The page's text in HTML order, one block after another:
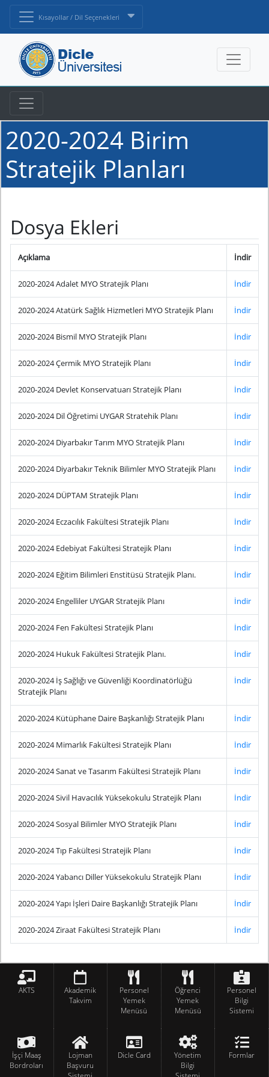
Kısayollar / Dil Seçenekleri
2020-2024 Birim
Stratejik Planları
Dosya Ekleri
Açıklama İndir
2020-2024 Adalet MYO Stratejik Planı İndir
2020-2024 Atatürk Sağlık Hizmetleri MYO Stratejik Planı İndir
2020-2024 Bismil MYO Stratejik Planı İndir
2020-2024 Çermik MYO Stratejik Planı İndir
2020-2024 Devlet Konservatuarı Stratejik Planı İndir
2020-2024 Dil Öğretimi UYGAR Stratehik Planı İndir
2020-2024 Diyarbakır Tarım MYO Stratejik Planı İndir
2020-2024 Diyarbakır Teknik Bilimler MYO Stratejik Planı İndir
2020-2024 DÜPTAM Stratejik Planı İndir
2020-2024 Eczacılık Fakültesi Stratejik Planı İndir
2020-2024 Edebiyat Fakültesi Stratejik Planı İndir
2020-2024 Eğitim Bilimleri Enstitüsü Stratejik Planı. İndir
2020-2024 Engelliler UYGAR Stratejik Planı İndir
2020-2024 Fen Fakültesi Stratejik Planı İndir
2020-2024 Hukuk Fakültesi Stratejik Planı. İndir
2020-2024 İş Sağlığı ve Güvenliği Koordinatörlüğü
Stratejik Planı
İndir
2020-2024 Kütüphane Daire Başkanlığı Stratejik Planı İndir
2020-2024 Mimarlık Fakültesi Stratejik Planı İndir
2020-2024 Sanat ve Tasarım Fakültesi Stratejik Planı İndir
2020-2024 Sivil Havacılık Yüksekokulu Stratejik Planı İndir
2020-2024 Sosyal Bilimler MYO Stratejik Planı İndir
2020-2024 Tıp Fakültesi Stratejik Planı İndir
2020-2024 Yabancı Diller Yüksekokulu Stratejik Planı İndir
2020-2024 Yapı İşleri Daire Başkanlığı Stratejik Planı İndir
2020-2024 Ziraat Fakültesi Stratejik Planı İndir
AKTS
Akademik
Takvim
Personel
Yemek
Menüsü
Öğrenci
Yemek
Menüsü
Personel
Bilgi
Sistemi
İşçi Maaş
Bordroları
Lojman
Başvuru
Dicle Card
Yönetim
Bilgi
Formlar